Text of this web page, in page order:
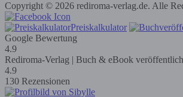
Copyright © 2026 rediroma-verlag.de. Alle
Preiskalkulator
Google Bewertung
4.9
Rediroma-Verlag | Buch & eBook
4.9
130 Rezensionen